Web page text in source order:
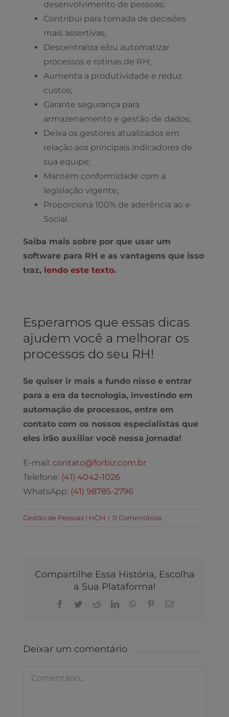
desenvolvimento de pessoas;
Contribui para tomada de decisões
mais assertivas;
Descentraliza e/ou automatizar
processos e rotinas de RH;
Aumenta a produtividade e reduz
custos;
Garante segurança para
armazenamento e gestão de dados;
Deixa os gestores atualizados em
relação aos principais indicadores de
sua equipe;
Mantém conformidade com a
legislação vigente;
Proporciona 100% de aderência ao e-
Social.
Saiba mais sobre por que usar um
software para RH e as vantagens que isso
traz, lendo este texto.
Esperamos que essas dicas
ajudem você a melhorar os
processos do seu RH!
Se quiser ir mais a fundo nisso e entrar
para a era da tecnologia, investindo em
automação de processos, entre em
contato com os nossos especialistas que
eles irão auxiliar você nessa jornada!
E-mail: contato@forbiz.com.br
Telefone: (41) 4042-1026
WhatsApp: (41) 98785-2796
Gestão de Pessoas | HCM | 0 Comentários
Compartilhe Essa História, Escolha
a Sua Plataforma!
Facebook
TwitterRedditLinkedInWhatsApp
Pinterest
E-
Deixar um comentário
Comentário